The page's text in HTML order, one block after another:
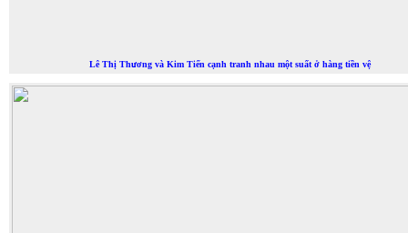
Lê Thị Thương và Kim Tiến cạnh tranh nhau một suất ở hàng tiền vệ